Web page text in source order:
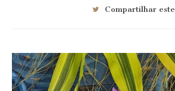
Compartilhar este